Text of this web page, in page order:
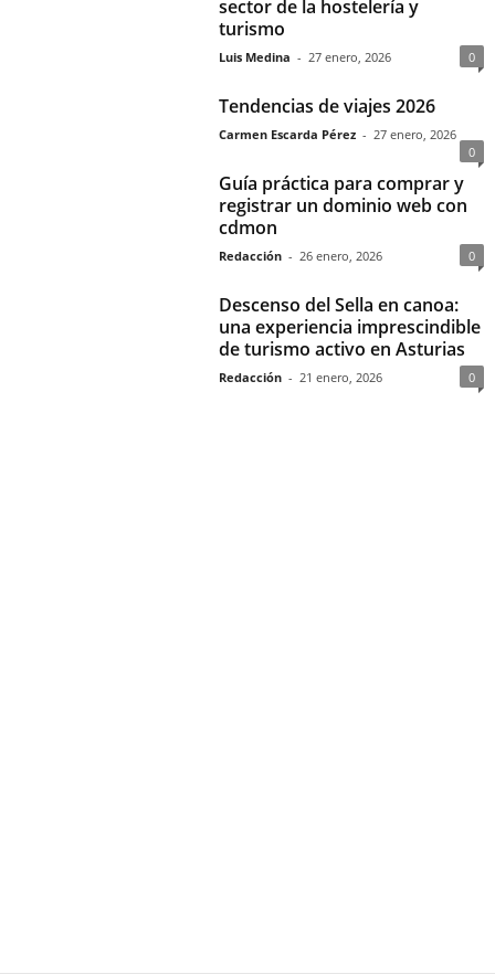
sector de la hostelería y
turismo
Luis Medina - 27 enero, 2026 0
Tendencias de viajes 2026
Carmen Escarda Pérez - 27 enero, 2026
0
Guía práctica para comprar y
registrar un dominio web con
cdmon
Redacción - 26 enero, 2026 0
Descenso del Sella en canoa:
una experiencia imprescindible
de turismo activo en Asturias
Redacción - 21 enero, 2026 0